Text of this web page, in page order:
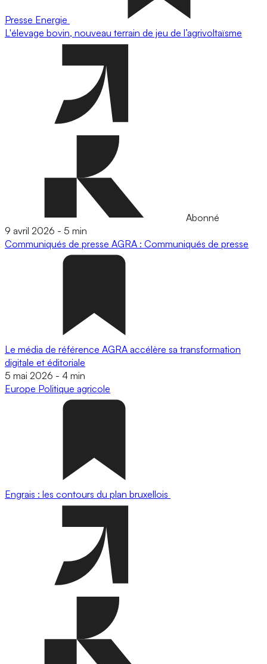
Presse Energie
L'élevage bovin, nouveau terrain de jeu de l’agrivoltaïsme
Abonné
9 avril 2026 - 5 min
Communiqués de presse AGRA : Communiqués de presse
Le média de référence AGRA accélère sa transformation
digitale et éditoriale
5 mai 2026 - 4 min
Europe Politique agricole
Engrais : les contours du plan bruxellois